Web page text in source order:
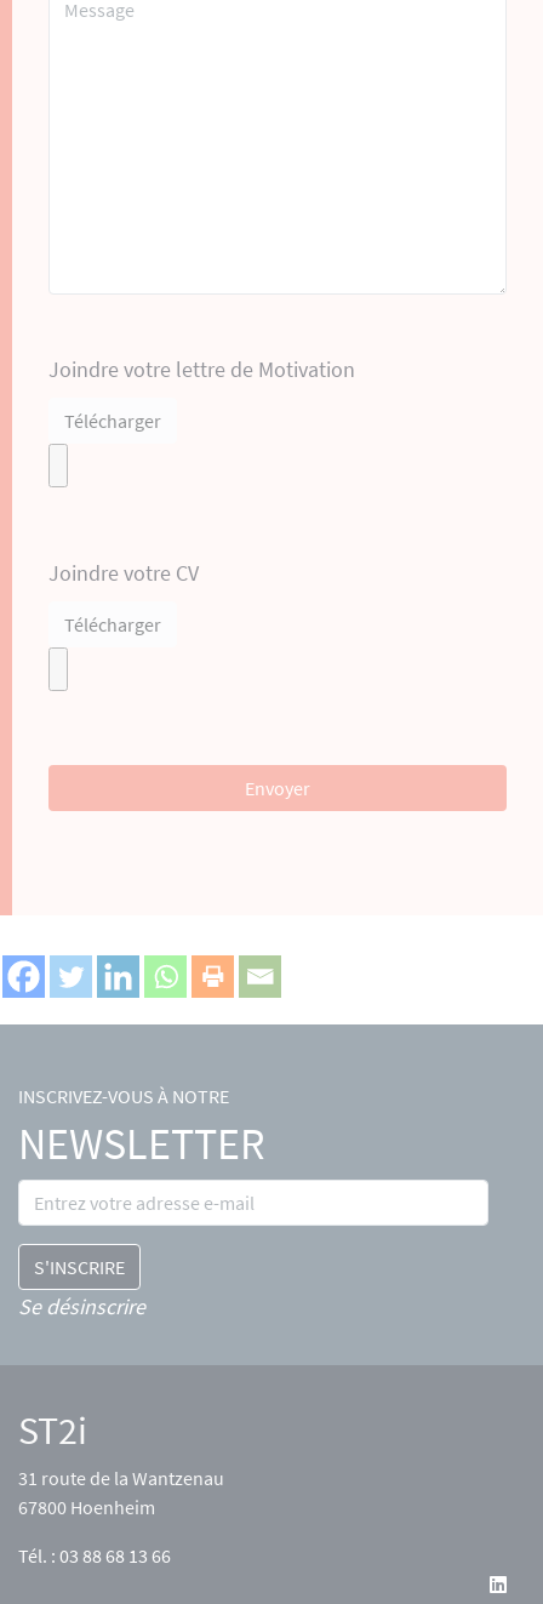
Joindre votre lettre de Motivation
Télécharger
Joindre votre CV
Télécharger
INSCRIVEZ-VOUS À NOTRE
NEWSLETTER
Se désinscrire
ST2i
31 route de la Wantzenau
67800 Hoenheim
Tél. : 03 88 68 13 66